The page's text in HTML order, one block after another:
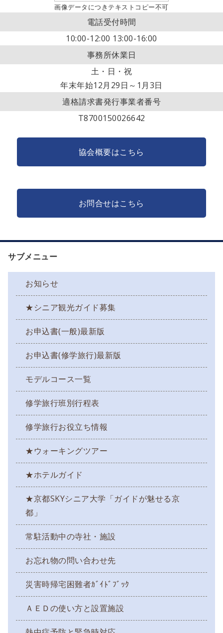
画像データにつきテキストコピー不可
電話受付時間
10:00-12:00 13:00-16:00
事務所休業日
土・日・祝
年末年始12月29日～1月3日
適格請求書発行事業者番号
T8700150026642
協会概要はこちら
お問合せはこちら
サブメニュー
お知らせ
★シニア観光ガイド募集
お申込書(一般)最新版
お申込書(修学旅行)最新版
モデルコース一覧
修学旅行班別行程表
修学旅行お役立ち情報
★ウォーキングツアー
★ホテルガイド
★京都SKYシニア大学「ガイドが魅せる京
都」
常駐活動中の寺社・施設
お忘れ物の問い合わせ先
災害時帰宅困難者ｶﾞｲﾄﾞﾌﾞｯｸ
ＡＥＤの使い方と設置施設